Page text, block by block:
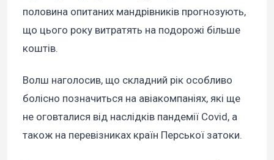
половина опитаних мандрівників прогнозують,
що цього року витратять на подорожі більше
коштів.
Волш наголосив, що складний рік особливо
болісно позначиться на авіакомпаніях, які ще
не оговталися від наслідків пандемії Covid, а
також на перевізниках країн Перської затоки.